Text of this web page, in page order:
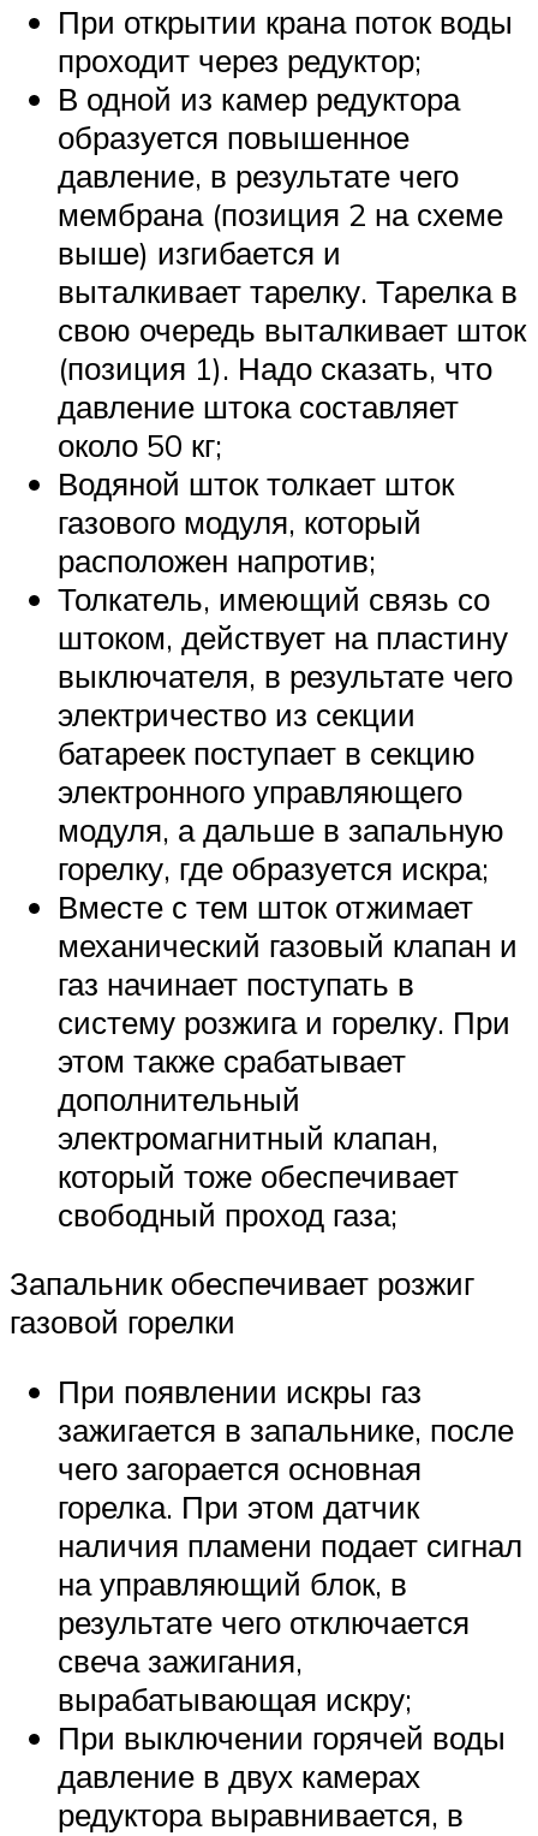
При открытии крана поток воды
проходит через редуктор;
В одной из камер редуктора
образуется повышенное
давление, в результате чего
мембрана (позиция 2 на схеме
выше) изгибается и
выталкивает тарелку. Тарелка в
свою очередь выталкивает шток
(позиция 1). Надо сказать, что
давление штока составляет
около 50 кг;
Водяной шток толкает шток
газового модуля, который
расположен напротив;
Толкатель, имеющий связь со
штоком, действует на пластину
выключателя, в результате чего
электричество из секции
батареек поступает в секцию
электронного управляющего
модуля, а дальше в запальную
горелку, где образуется искра;
Вместе с тем шток отжимает
механический газовый клапан и
газ начинает поступать в
систему розжига и горелку. При
этом также срабатывает
дополнительный
электромагнитный клапан,
который тоже обеспечивает
свободный проход газа;
Запальник обеспечивает розжиг
газовой горелки
При появлении искры газ
зажигается в запальнике, после
чего загорается основная
горелка. При этом датчик
наличия пламени подает сигнал
на управляющий блок, в
результате чего отключается
свеча зажигания,
вырабатывающая искру;
При выключении горячей воды
давление в двух камерах
редуктора выравнивается, в